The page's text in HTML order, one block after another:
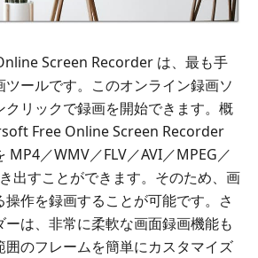
Screen Recorder は、最も手
ールです。このオンライン録画ソ
クリックで録画を開始できます。概
Free Online Screen Recorder
MP4／WMV／FLV／AVI／MPEG／
出すことができます。そのため、画
作を録画することが可能です。さ
ーは、非常に柔軟な画面録画機能も
囲のフレームを簡単にカスタマイズ